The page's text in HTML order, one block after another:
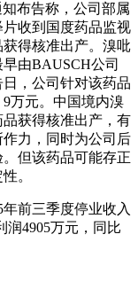
布告称，公司部属
片收到国度药品监视
得核准出产。溴吡
由BAUSCH公司
，公司针对该药品
万元。中国境内溴
获得核准出产，有
力，同时为公司后
但该药品可能存正
。
前三季度停业收入
润4905万元，同比